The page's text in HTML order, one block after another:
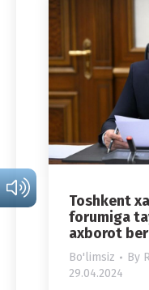
Toshkent
forumiga
axborot
Bo'limsiz By
29.04.2024